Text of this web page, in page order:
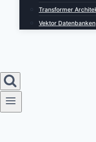
Transformer
Vektor Datenbanken